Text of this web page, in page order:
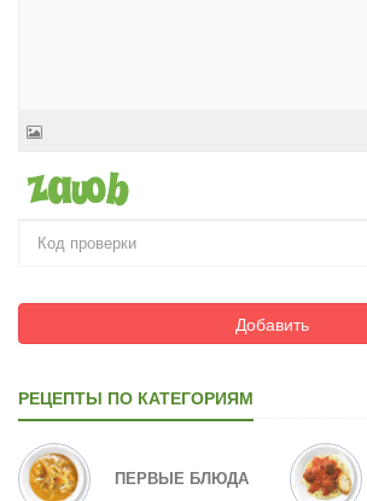
Добавить
РЕЦЕПТЫ ПО КАТЕГОРИЯМ
ПЕРВЫЕ БЛЮДА